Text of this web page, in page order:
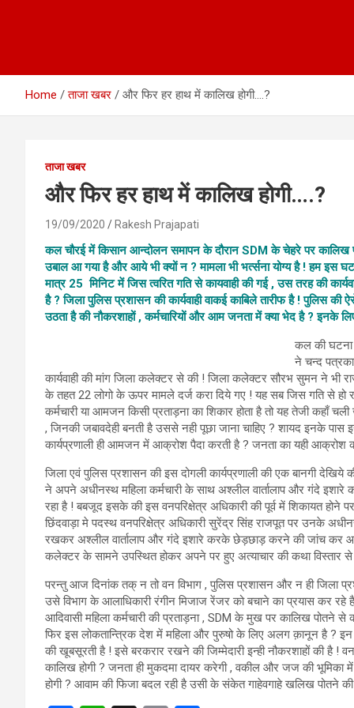
Home ताजा खबर और फिर हर हाथ में कालिख होगी….?
ताजा खबर
और फिर हर हाथ में कालिख होगी….?
19/09/2020 Rakesh Prajapati
कल चौरई में किसान आन्दोलन समापन के दौरान SDM के चेहरे पर कालिख
उबाल आ गया है और आये भी क्यों न ? मामला भी भर्त्सना योग्य है ! हम इस
मात्र 25 मिनिट में जिस त्वरित गति से कायवाही की गई , उस तरह की
है ? जिला पुलिस प्रशासन की कार्यवाही वाकई काबिले तारीफ है ! पुलिस की
उठता है की नौकरशाहों , कर्मचारियों और आम जनता में क्या भेद है ?
कल की घटना
ने चन्द
कार्यवाही की मांग जिला कलेक्टर से की ! जिला कलेक्टर सौरभ सुमन ने भी
के तहत 22 लोगो के ऊपर मामले दर्ज करा दिये गए ! यह सब जिस गति से हो
कर्मचारी या आमजन किसी प्रताड़ना का शिकार होता है तो यह तेजी कहाँ
, जिनकी जबावदेही बनती है उससे नही पूछा जाना चाहिए ? शायद इनके पास
कार्यप्रणाली ही आमजन में आक्रोश पैदा करती है ? जनता का यही
जिला एवं पुलिस प्रशासन की इस दोगली कार्यप्रणाली की एक बानगी
ने अपने अधीनस्थ महिला कर्मचारी के साथ अश्लील वार्तालाप और गंदे
रहा है ! बबजूद इसके की इस वनपरिक्षेत्र अधिकारी की पूर्व में शिकायत होने
छिंदवाड़ा मे पदस्थ वनपरिक्षेत्र अधिकारी सुरेंद्र सिंह राजपूत पर उनके
रखकर अश्लील वार्तालाप और गंदे इशारे करके छेड़छाड़ करने की जांच कर
कलेक्टर के सामने उपस्थित होकर अपने पर हुए अत्याचार की कथा विस्तार से
परन्तु आज दिनांक तक् न तो वन विभाग , पुलिस प्रशासन और न ही जिला
उसे विभाग के आलाधिकारी रंगीन मिजाज रेंजर को बचाने का प्रयास कर रहे
आदिवासी महिला कर्मचारी की प्रताड़ना , SDM के मुख पर कालिख पोतने
फिर इस लोकतान्त्रिक देश में महिला और पुरुषो के लिए अलग क़ानून है ? इन
की खूबसूरती है ! इसे बरकरार रखने की जिम्मेदारी इन्ही नौकरशाहों की है !
कालिख होगी ? जनता ही मुकदमा दायर करेगी , वकील और जज की भूमिका
होगी ? आवाम की फिजा बदल रही है उसी के संकेत गाहेवगाहे खलिख पोतने